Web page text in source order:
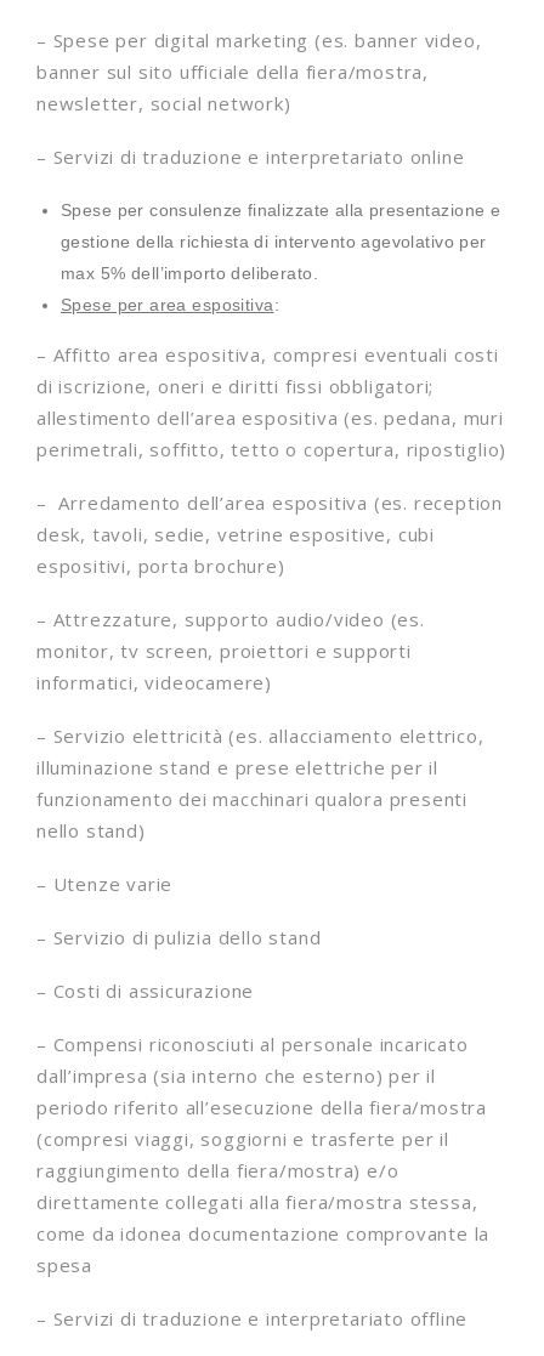
– Spese per digital marketing (es. banner video,
banner sul sito ufficiale della fiera/mostra,
newsletter, social network)
– Servizi di traduzione e interpretariato online
Spese per consulenze finalizzate alla presentazione e
gestione della richiesta di intervento agevolativo per
max 5% dell’importo deliberato.
Spese per area espositiva:
– Affitto area espositiva, compresi eventuali costi
di iscrizione, oneri e diritti fissi obbligatori;
allestimento dell’area espositiva (es. pedana, muri
perimetrali, soffitto, tetto o copertura, ripostiglio)
– Arredamento dell’area espositiva (es. reception
desk, tavoli, sedie, vetrine espositive, cubi
espositivi, porta brochure)
– Attrezzature, supporto audio/video (es.
monitor, tv screen, proiettori e supporti
informatici, videocamere)
– Servizio elettricità (es. allacciamento elettrico,
illuminazione stand e prese elettriche per il
funzionamento dei macchinari qualora presenti
nello stand)
– Utenze varie
– Servizio di pulizia dello stand
– Costi di assicurazione
– Compensi riconosciuti al personale incaricato
dall’impresa (sia interno che esterno) per il
periodo riferito all’esecuzione della fiera/mostra
(compresi viaggi, soggiorni e trasferte per il
raggiungimento della fiera/mostra) e/o
direttamente collegati alla fiera/mostra stessa,
come da idonea documentazione comprovante la
spesa
– Servizi di traduzione e interpretariato offline